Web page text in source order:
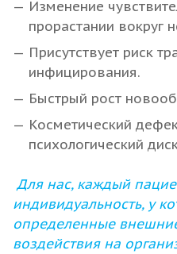
Изменение
прорастании вокруг
Присутствует риск
инфицирования.
Быстрый рост
Косметический
психологический
Для нас, каждый
индивидуальность, у
определенные
воздействия на